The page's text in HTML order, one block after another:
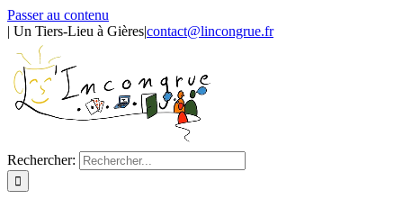
Passer au contenu
| Un Tiers-Lieu à Gières|contact@lincongrue.fr
Rechercher: